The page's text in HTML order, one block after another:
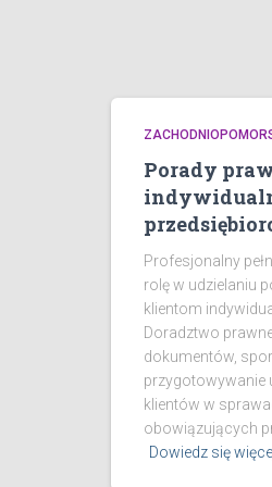
Porady
Profesjonalny
rolę w udzielaniu
klientom
Doradztwo
dokumentów,
przygotowywanie
klientów w
obowiązujących
Dowiedz się